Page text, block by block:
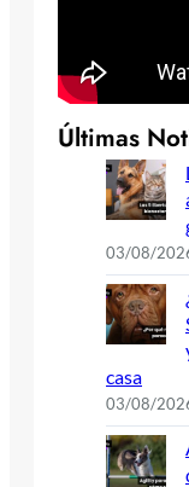
Últimas
03/08/
casa
03/08/